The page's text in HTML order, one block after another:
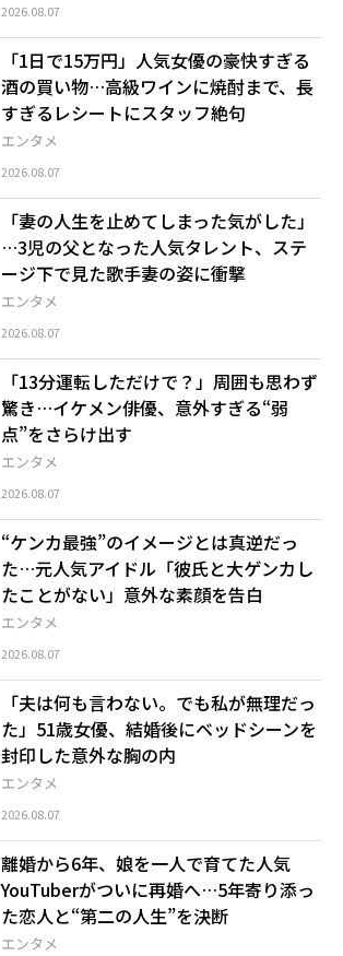
2026.08.07
エンタメ
「1日で15万円」人気女優の豪快すぎる
酒の買い物…高級ワインに焼酎まで、長
すぎるレシートにスタッフ絶句
2026.08.07
エンタメ
「妻の人生を止めてしまった気がした」
…3児の父となった人気タレント、ステ
ージ下で見た歌手妻の姿に衝撃
2026.08.07
エンタメ
「13分運転しただけで？」周囲も思わず
驚き…イケメン俳優、意外すぎる“弱
点”をさらけ出す
2026.08.07
エンタメ
“ケンカ最強”のイメージとは真逆だっ
た…元人気アイドル「彼氏と大ゲンカし
たことがない」意外な素顔を告白
2026.08.07
エンタメ
「夫は何も言わない。でも私が無理だっ
た」51歳女優、結婚後にベッドシーンを
封印した意外な胸の内
2026.08.07
エンタメ
離婚から6年、娘を一人で育てた人気
YouTuberがついに再婚へ…5年寄り添っ
た恋人と“第二の人生”を決断